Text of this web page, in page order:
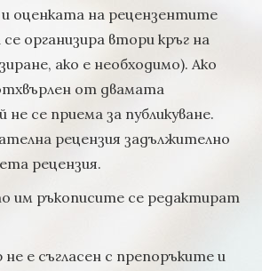
оценката на рецензентите
организира втори кръг на
ако е необходимо). Ако
от двамата
се приема за публикуване.
рецензия задължително
рецензия.
им ръкописите се редактират
е съгласен с препоръките и